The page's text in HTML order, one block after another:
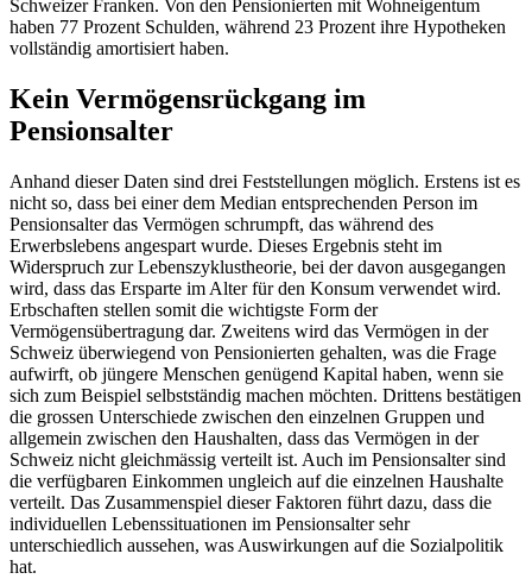
Schweizer Franken. Von den Pensionierten mit Wohneigentum
haben 77 Prozent Schulden, während 23 Prozent ihre Hypotheken
vollständig amortisiert haben.
Kein Vermögensrückgang im
Pensionsalter
Anhand dieser Daten sind drei Feststellungen möglich. Erstens ist es
nicht so, dass bei einer dem Median entsprechenden Person im
Pensionsalter das Vermögen schrumpft, das während des
Erwerbslebens angespart wurde. Dieses Ergebnis steht im
Widerspruch zur Lebenszyklustheorie, bei der davon ausgegangen
wird, dass das Ersparte im Alter für den Konsum verwendet wird.
Erbschaften stellen somit die wichtigste Form der
Vermögensübertragung dar. Zweitens wird das Vermögen in der
Schweiz überwiegend von Pensionierten gehalten, was die Frage
aufwirft, ob jüngere Menschen genügend Kapital haben, wenn sie
sich zum Beispiel selbstständig machen möchten. Drittens bestätigen
die grossen Unterschiede zwischen den einzelnen Gruppen und
allgemein zwischen den Haushalten, dass das Vermögen in der
Schweiz nicht gleichmässig verteilt ist. Auch im Pensionsalter sind
die verfügbaren Einkommen ungleich auf die einzelnen Haushalte
verteilt. Das Zusammenspiel dieser Faktoren führt dazu, dass die
individuellen Lebenssituationen im Pensionsalter sehr
unterschiedlich aussehen, was Auswirkungen auf die Sozialpolitik
hat.